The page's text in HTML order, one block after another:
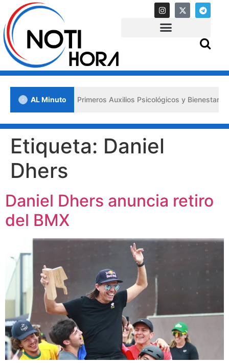
AL Minuto
Lara impulsa los «Primeros Auxilios Psicológicos y Bienestar
Etiqueta: Daniel
Dhers
Daniel Dhers anuncia retiro
del BMX